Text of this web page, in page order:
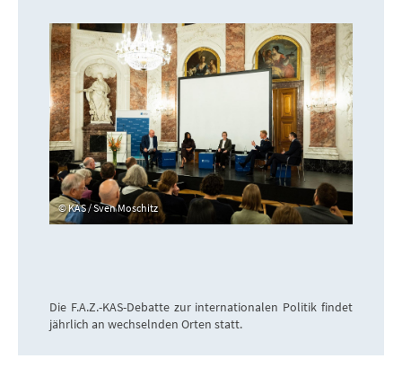
KAS / Sven Moschitz
Die F.A.Z.-KAS-Debatte zur internationalen Politik findet
jährlich an wechselnden Orten statt.